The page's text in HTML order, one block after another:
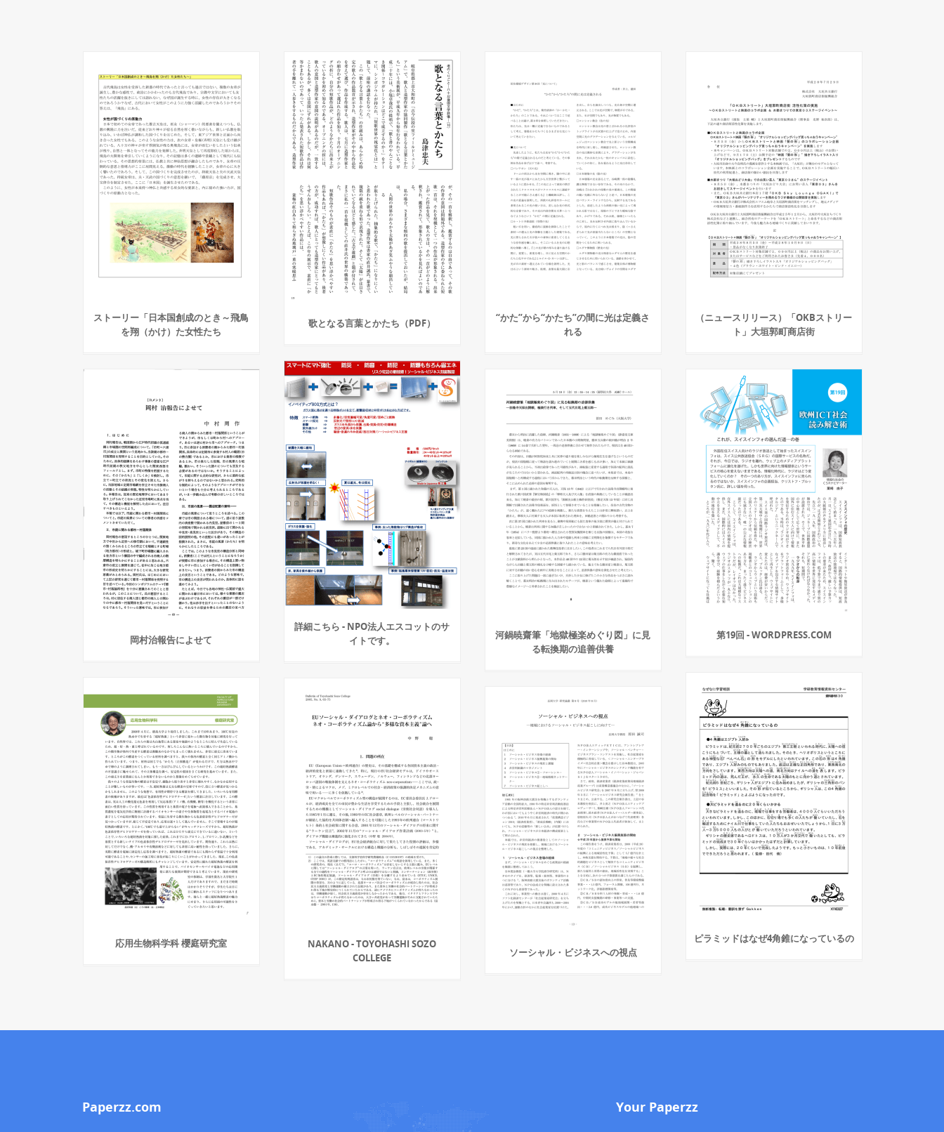
ストーリー「日本国創成のとき～飛鳥
を翔（かけ）た女性たち
歌となる言葉とかたち（PDF）
“かた”から“かたち”の間に光は定義さ
れる
（ニュースリリース）「OKBストリー
ト」大垣郭町商店街
詳細こちら - NPO法人エスコットのサ
イトです。
岡村治報告によせて
河鍋暁齋筆「地獄極楽めぐり図」に見
る転換期の追善供養
第19回 - WORDPRESS.COM
ピラミッドはなぜ4角錐になっているの
応用生物科学科 櫻庭研究室
NAKANO - TOYOHASHI SOZO
COLLEGE
ソーシャル・ビジネスへの視点
Paperzz.com Your Paperzz